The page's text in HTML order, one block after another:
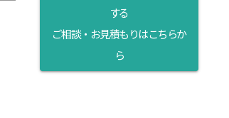
する
ご相談・お見積もりはこちらか
ら